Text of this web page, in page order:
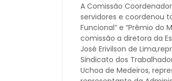
A Comissão
servidores e coordenou
Funcional” e “Prêmio do
comissão a diretora da
José Erivilson de
Sindicato dos
Uchoa de Medeiros,